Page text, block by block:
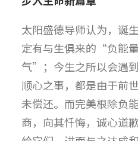
太阳盛德导师认为，诞
定有与生俱来的“负能
气”；今生之所以会遇
顺心之事，都是由于前
未偿还。而完美根除负
商，向其忏悔，诚心道